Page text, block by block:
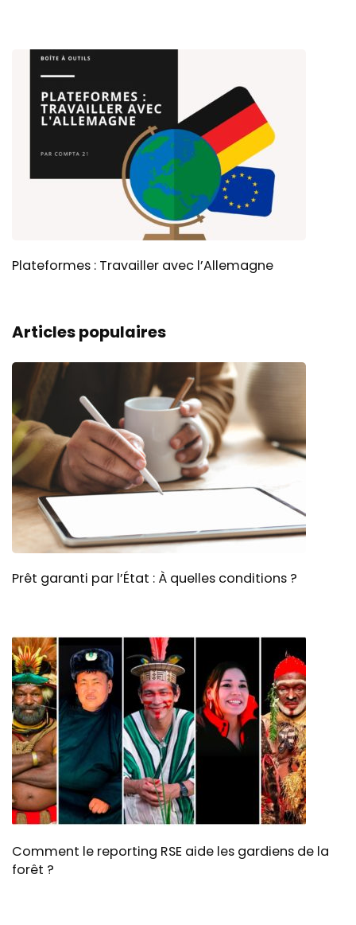
Plateformes : Travailler avec l’Allemagne
Articles populaires
Prêt garanti par l’État : À quelles conditions ?
Comment le reporting RSE aide les gardiens de la
forêt ?